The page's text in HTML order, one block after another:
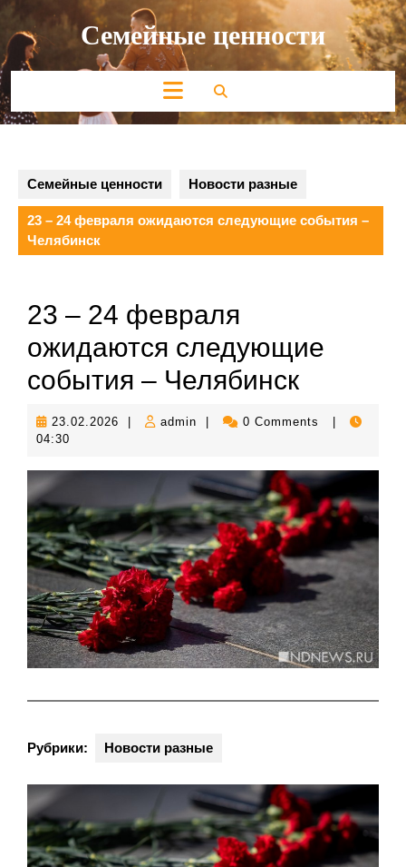
Перейти
содержимому Семейные ценности
Кнопка
Открыть
Семейные ценности Новости разные
23 – 24 февраля ожидаются следующие события –
Челябинск
23 – 24 февраля
ожидаются следующие
события – Челябинск
23.02.2026 23.02.2026
admin admin 0 Comments
04:30
Рубрики: Новости разные